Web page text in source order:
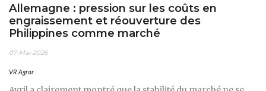
Allemagne : pression sur les coûts en
engraissement et réouverture des
Philippines comme marché
07-Mai-2026
VR Agrar